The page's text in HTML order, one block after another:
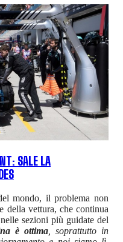
SALE LA
mondo, il problema non
della vettura, che continua
sezioni più guidate del
è ottima, soprattutto in